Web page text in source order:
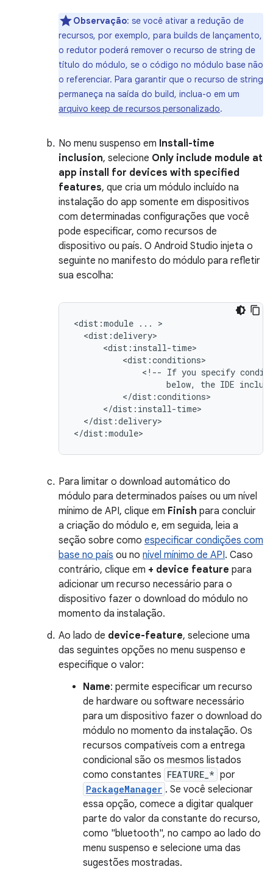
Observação: se você ativar a redução de
recursos, por exemplo, para builds de lançamento,
o redutor poderá remover o recurso de string de
título do módulo, se o código no módulo base não
o referenciar. Para garantir que o recurso de string
permaneça na saída do build, inclua-o em um
arquivo keep de recursos personalizado.
No menu suspenso em Install-time
inclusion, selecione Only include module at
app install for devices with specified
features, que cria um módulo incluído na
instalação do app somente em dispositivos
com determinadas configurações que você
pode especificar, como recursos de
dispositivo ou país. O Android Studio injeta o
seguinte no manifesto do módulo para refletir
sua escolha:
<dist:module ...
<!-- If you specify
below,
the IDE
</dist:delivery>
Para limitar o download automático do
módulo para determinados países ou um nível
mínimo de API, clique em Finish para concluir
a criação do módulo e, em seguida, leia a
seção sobre como especificar condições com
base no país ou no nível mínimo de API. Caso
contrário, clique em + device feature para
adicionar um recurso necessário para o
dispositivo fazer o download do módulo no
momento da instalação.
Ao lado de device-feature, selecione uma
das seguintes opções no menu suspenso e
especifique o valor:
Name: permite especificar um recurso
de hardware ou software necessário
para um dispositivo fazer o download do
módulo no momento da instalação. Os
recursos compatíveis com a entrega
condicional são os mesmos listados
como constantes FEATURE_* por
PackageManager . Se você selecionar
essa opção, comece a digitar qualquer
parte do valor da constante do recurso,
como "bluetooth", no campo ao lado do
menu suspenso e selecione uma das
sugestões mostradas.